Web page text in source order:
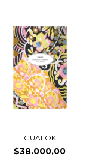
GUALOK
$38.000,00